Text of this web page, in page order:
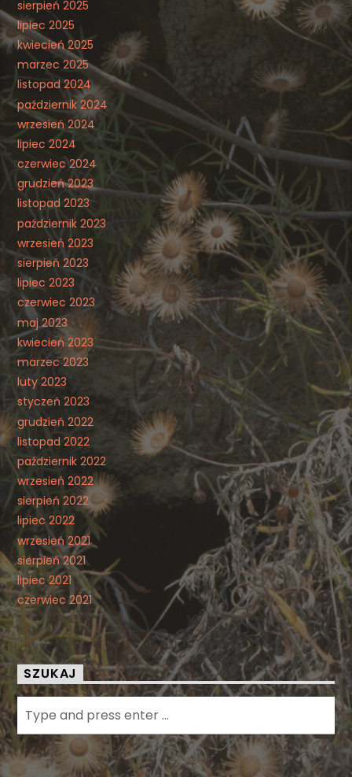
sierpień 2025
lipiec 2025
kwiecień 2025
marzec 2025
listopad 2024
październik 2024
wrzesień 2024
lipiec 2024
czerwiec 2024
grudzień 2023
listopad 2023
październik 2023
wrzesień 2023
sierpień 2023
lipiec 2023
czerwiec 2023
maj 2023
kwiecień 2023
marzec 2023
luty 2023
styczeń 2023
grudzień 2022
listopad 2022
październik 2022
wrzesień 2022
sierpień 2022
lipiec 2022
wrzesień 2021
sierpień 2021
lipiec 2021
czerwiec 2021
SZUKAJ